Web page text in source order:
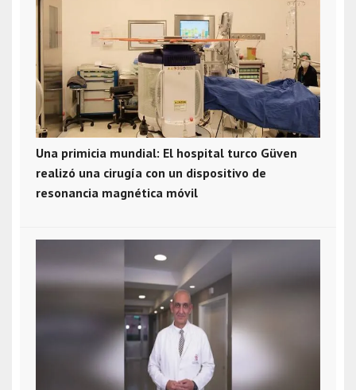
Una primicia mundial: El hospital turco Güven
realizó una cirugía con un dispositivo de
resonancia magnética móvil